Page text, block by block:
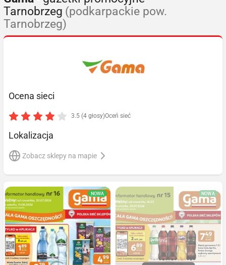
Tarnobrzeg (podkarpackie pow.
Tarnobrzeg)
Ocena sieci
3.5 (4 głosy)Oceń sieć
Lokalizacja
Zobacz sklepy na mapie
NOWA NOWA